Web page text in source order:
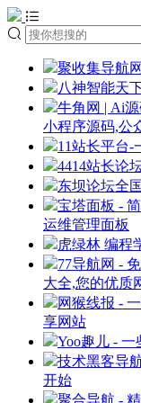
聚收集导航
八神智能天
牛角网 | Ai源
小程序源码,公
11站长平台-
4414站长论
东坝论坛全
宝塔面板 -
运维管理面板
虎绿林 编程
77导航网 -
大全,您的优质
网猴线报 -
享网站
Yoo趣儿 - 一
技术黑客导
开始
聚合导航 -